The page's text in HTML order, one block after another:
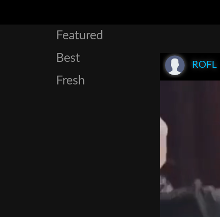
Featured
Best
Fresh
ROFL